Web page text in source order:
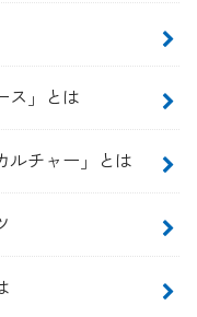
ス」とは
ルチャー」とは